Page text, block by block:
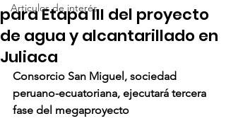
Articulos de interés
para Etapa III del proyecto
de agua y alcantarillado en
Juliaca
Consorcio San Miguel, sociedad
peruano-ecuatoriana, ejecutará tercera
fase del megaproyecto